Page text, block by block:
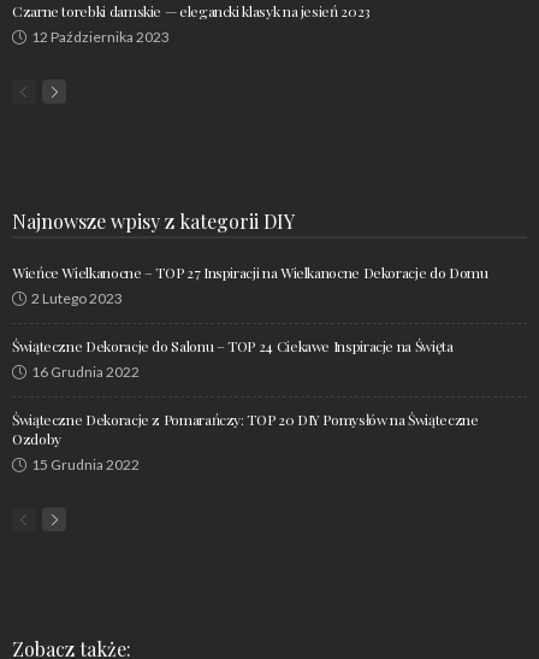
Czarne torebki damskie — elegancki klasyk na jesień 2023
12 Października 2023
Najnowsze wpisy z kategorii DIY
Wieńce Wielkanocne – TOP 27 Inspiracji na Wielkanocne Dekoracje do Domu
2 Lutego 2023
Świąteczne Dekoracje do Salonu – TOP 24 Ciekawe Inspiracje na Święta
16 Grudnia 2022
Świąteczne Dekoracje z Pomarańczy: TOP 20 DIY Pomysłów na Świąteczne
Ozdoby
15 Grudnia 2022
Zobacz także: